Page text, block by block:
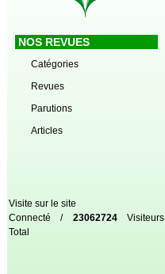
NOS REVUES
Catégories
Revues
Parutions
Articles
Visite sur le site
Connecté / 23062724Visiteurs
Total